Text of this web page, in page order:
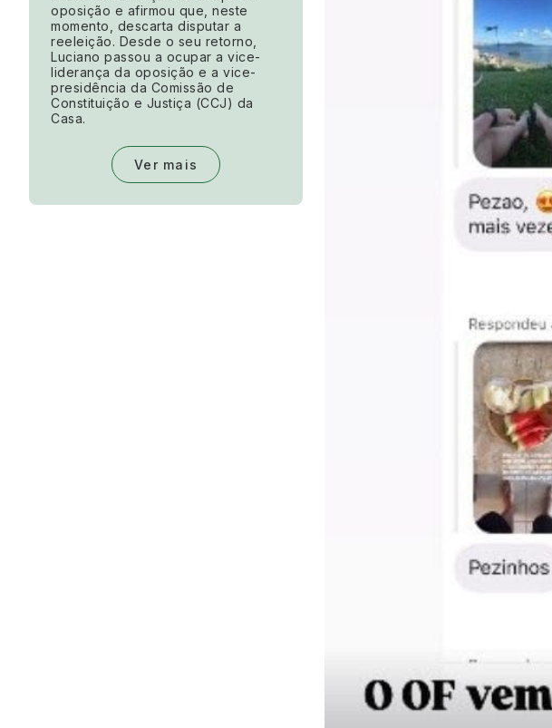
oposição e afirmou que, neste
momento, descarta disputar a
reeleição. Desde o seu retorno,
Luciano passou a ocupar a vice-
liderança da oposição e a vice-
presidência da Comissão de
Constituição e Justiça (CCJ) da
Casa.
Ver mais